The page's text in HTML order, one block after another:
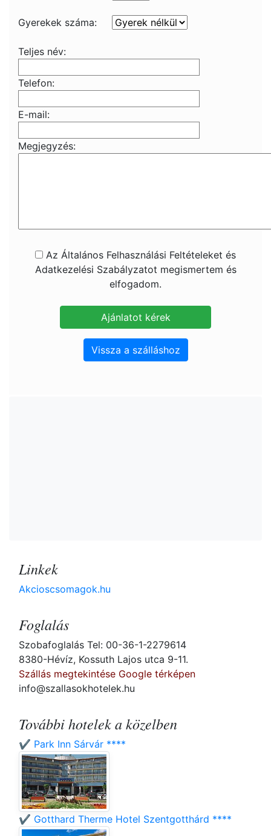
Gyerekek száma:
Teljes név:
Telefon:
E-mail:
Megjegyzés:
Az Általános Felhasználási Feltételeket és
Adatkezelési Szabályzatot megismertem és
elfogadom.
Vissza a szálláshoz
Linkek
Akcioscsomagok.hu
Foglalás
Szobafoglalás Tel: 00-36-1-2279614
8380-Hévíz, Kossuth Lajos utca 9-11.
Szállás megtekintése Google térképen
info@szallasokhotelek.hu
További hotelek a közelben
✔️ Park Inn Sárvár ****
✔️ Gotthard Therme Hotel Szentgotthárd ****